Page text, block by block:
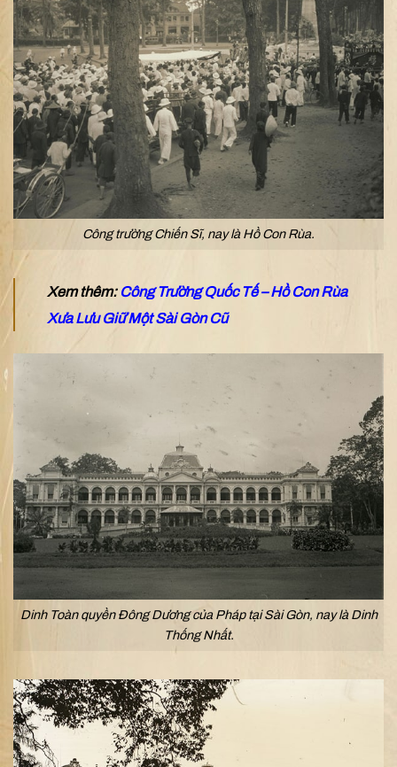
Công trường Chiến Sĩ, nay là Hồ Con Rùa.
Xem thêm: Công Trường Quốc Tế – Hồ Con Rùa
Xưa Lưu Giữ Một Sài Gòn Cũ
Dinh Toàn quyền Đông Dương của Pháp tại Sài Gòn, nay là Dinh
Thống Nhất.